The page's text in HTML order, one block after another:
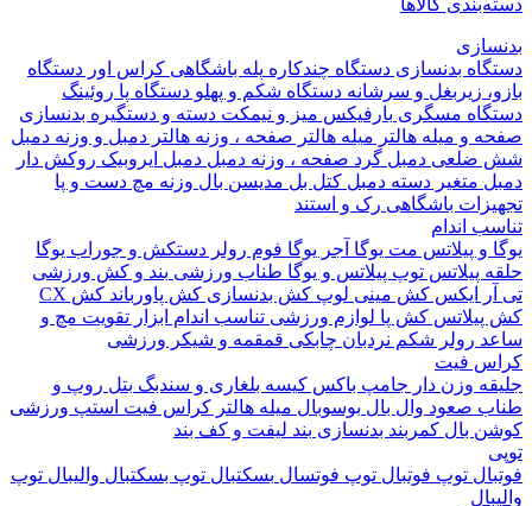
کالاها
بدنسازیدستگاه چندکارهپله باشگاهیکراس اوردستگاه
زیربغل و سرشانه دستگاه شکم و پهلودستگاه پاروئینگ
مسگریبارفیکسمیز و نیمکتدسته و دستگیره بدنسازی
و میله هالتر میله هالتر صفحه ، وزنه هالتر دمبل و وزنه دمبل
دمبل گرد صفحه ، وزنه دمبل دمبل ایروبیک روکش دار
متغیردسته دمبل کتل بلمدیسن بالوزنه مچ دست و پا
باشگاهیرک و استند
اندام
و پیلاتسمت یوگاآجر یوگا فوم رولر دستکش و جوراب یوگا
پیلاتستوپ پیلاتس و یوگاطناب ورزشی بند و کش ورزشی
ایکس کش مینی لوپ کش بدنسازیکش پاورباندکش CX
کش پالوازم ورزشی تناسب اندام ابزار تقویت مچ و
رولر شکم نردبان چابکیقمقمه و شیکر ورزشی
فیت
وزن دارجامپ باکسکیسه بلغاری و سندبگبتل روپ و
صعودوال بال بوسوبالمیله هالتر کراس فیت استپ ورزشی
بالکمربند بدنسازیبند لیفت و کف بند
توپ فوتبالتوپ فوتسالبسکتبالتوپ بسکتبالوالیبال توپ